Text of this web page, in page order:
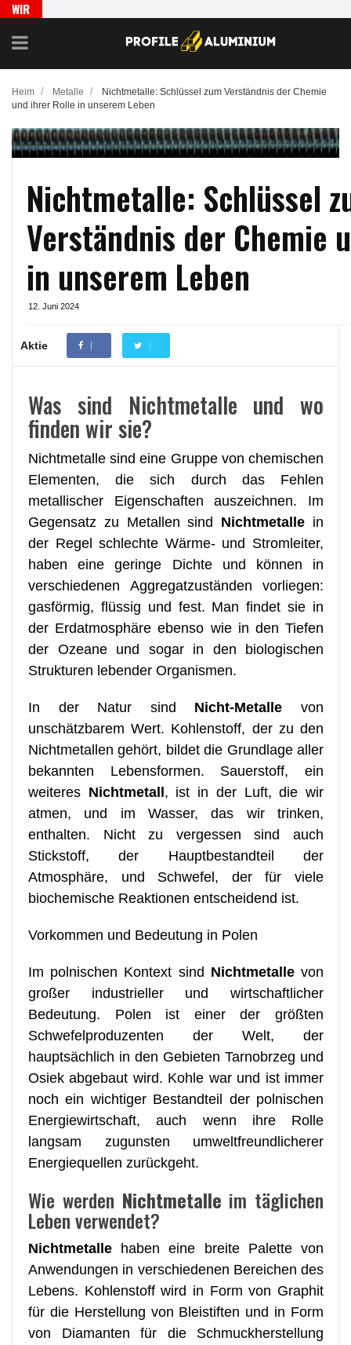
WIR
LEN
Heim / Metalle /
Nichtmetalle: Schlüssel zum Verständnis der Chemie
und ihrer Rolle in unserem Leben
Nichtmetalle: Schlüssel
Verständnis der Chemie
in unserem Leben
12. Juni 2024
Aktie
Was sind Nichtmetalle und wo
finden wir sie?
Nichtmetalle sind eine Gruppe von chemischen
Elementen, die sich durch das Fehlen
metallischer Eigenschaften auszeichnen. Im
Gegensatz zu Metallen sind Nichtmetalle in
der Regel schlechte Wärme- und Stromleiter,
haben eine geringe Dichte und können in
verschiedenen Aggregatzuständen vorliegen:
gasförmig, flüssig und fest. Man findet sie in
der Erdatmosphäre ebenso wie in den Tiefen
der Ozeane und sogar in den biologischen
Strukturen lebender Organismen.
In der Natur sind Nicht-Metalle von
unschätzbarem Wert. Kohlenstoff, der zu den
Nichtmetallen gehört, bildet die Grundlage aller
bekannten Lebensformen. Sauerstoff, ein
weiteres Nichtmetall, ist in der Luft, die wir
atmen, und im Wasser, das wir trinken,
enthalten. Nicht zu vergessen sind auch
Stickstoff, der Hauptbestandteil der
Atmosphäre, und Schwefel, der für viele
biochemische Reaktionen entscheidend ist.
Vorkommen und Bedeutung in Polen
Im polnischen Kontext sind Nichtmetallevon
großer industrieller und wirtschaftlicher
Bedeutung. Polen ist einer der größten
Schwefelproduzenten der Welt, der
hauptsächlich in den Gebieten Tarnobrzeg und
Osiek abgebaut wird. Kohle war und ist immer
noch ein wichtiger Bestandteil der polnischen
Energiewirtschaft, auch wenn ihre Rolle
langsam zugunsten umweltfreundlicherer
Energiequellen zurückgeht.
Wie werden Nichtmetalle im täglichen
Leben verwendet?
Nichtmetalle haben eine breite Palette von
Anwendungen in verschiedenen Bereichen des
Lebens. Kohlenstoff wird in Form von Graphit
für die Herstellung von Bleistiften und in Form
von Diamanten für die Schmuckherstellung